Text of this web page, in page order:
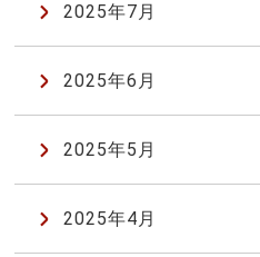
2025年7月
2025年6月
2025年5月
2025年4月